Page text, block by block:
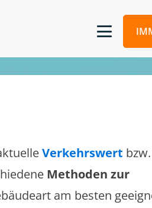
Verkehrswert bzw.
Methoden zur
am besten